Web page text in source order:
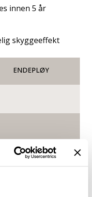
innen 5 år
skyggeeffekt
ENDEPLØY